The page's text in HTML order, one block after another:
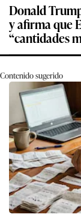
Donald
y afirma que
“cantidades
Contenido sugerido